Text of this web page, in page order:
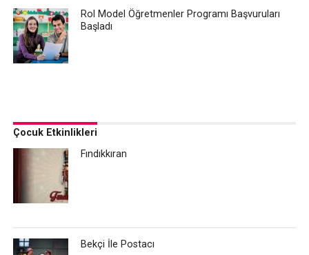
Rol Model Öğretmenler Programı Başvuruları
Başladı
Çocuk Etkinlikleri
Fındıkkıran
Bekçi İle Postacı